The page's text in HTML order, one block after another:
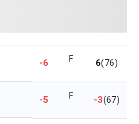
-6 F 6(76)
-5 F -3(67)